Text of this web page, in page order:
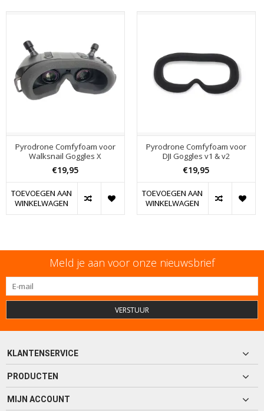
Pyrodrone Comfyfoam voor
Walksnail Goggles X
€19,95
TOEVOEGEN AAN
WINKELWAGEN
Pyrodrone Comfyfoam voor
DJI Goggles v1 & v2
€19,95
TOEVOEGEN AAN
WINKELWAGEN
Meld je aan voor onze nieuwsbrief
VERSTUUR
KLANTENSERVICE
PRODUCTEN
MIJN ACCOUNT